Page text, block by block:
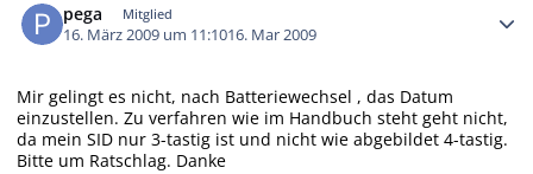
pega Mitglied
16. März 2009 um 11:1016. Mar 2009
Mir gelingt es nicht, nach Batteriewechsel , das Datum
einzustellen. Zu verfahren wie im Handbuch steht geht nicht,
da mein SID nur 3-tastig ist und nicht wie abgebildet 4-tastig.
Bitte um Ratschlag. Danke